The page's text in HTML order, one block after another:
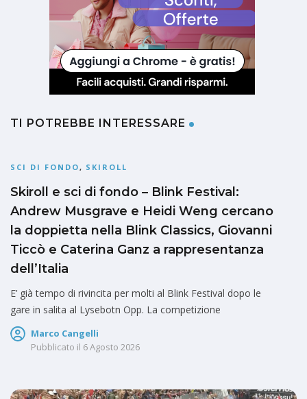
TI POTREBBE INTERESSARE
SCI DI FONDO, SKIROLL
Skiroll e sci di fondo – Blink Festival:
Andrew Musgrave e Heidi Weng cercano
la doppietta nella Blink Classics, Giovanni
Ticcò e Caterina Ganz a rappresentanza
dell’Italia
E’ già tempo di rivincita per molti al Blink Festival dopo le
gare in salita al Lysebotn Opp. La competizione
Marco Cangelli
Pubblicato il 6 Agosto 2026